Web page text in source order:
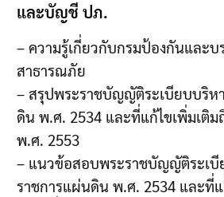
และบัญชี ปภ.
– ความรู้เกี่ยวกับกรมป้องกันและบ
สาธารณภัย
– สรุปพระราชบัญญัติระเบียบบริห
ดิน พ.ศ. 2534 และที่แก้ไขเพิ่มเติ
พ.ศ. 2553
– แนวข้อสอบพระราชบัญญัติระเบี
ราชการแผ่นดิน พ.ศ. 2534 และที่แ